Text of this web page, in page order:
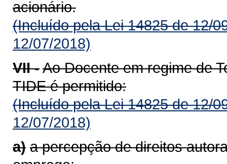
acionário.
(Incluído pela Lei 14825 de 12/
12/07/2018)
VII -Ao Docente em regime de
TIDE é permitido:
(Incluído pela Lei 14825 de 12/
12/07/2018)
a) a percepção de direitos